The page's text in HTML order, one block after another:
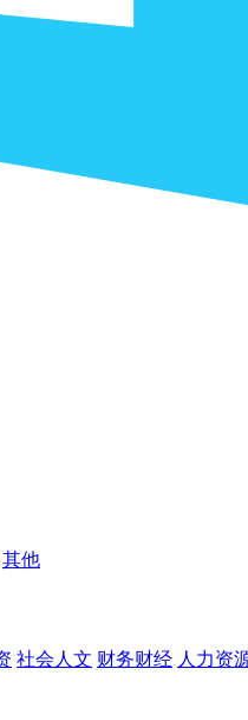
其他
社会人文 财务财经 人力资